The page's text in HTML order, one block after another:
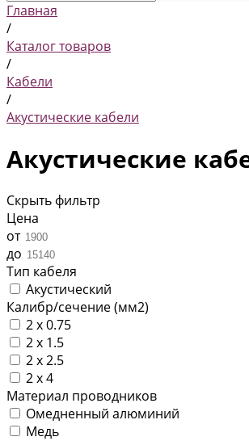
Главная
/
Каталог товаров
/
Кабели
/
Акустические кабели
Акустические
Скрыть фильтр
Цена
от
до
Тип кабеля
Акустический
Калибр/сечение (мм2)
2 x 0.75
2 x 1.5
2 x 2.5
2 х 4
Материал проводников
Омедненный алюминий
Медь